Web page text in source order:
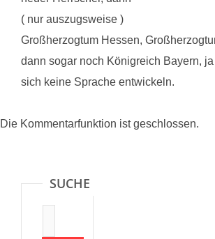
( nur auszugsweise )
Großherzogtum Hessen,
dann sogar noch Königreich Bayern,
sich keine Sprache entwickeln.
Die Kommentarfunktion ist geschlossen.
SUCHE